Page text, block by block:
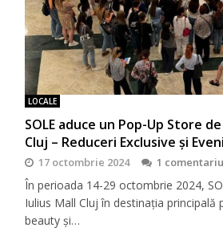
LOCALE
SOLE aduce un Pop-Up Store
Cluj – Reduceri Exclusive și
17 octombrie 2024 1 comentariu
În perioada 14-29 octombrie 2024,
Iulius Mall Cluj în destinația principală
beauty și…